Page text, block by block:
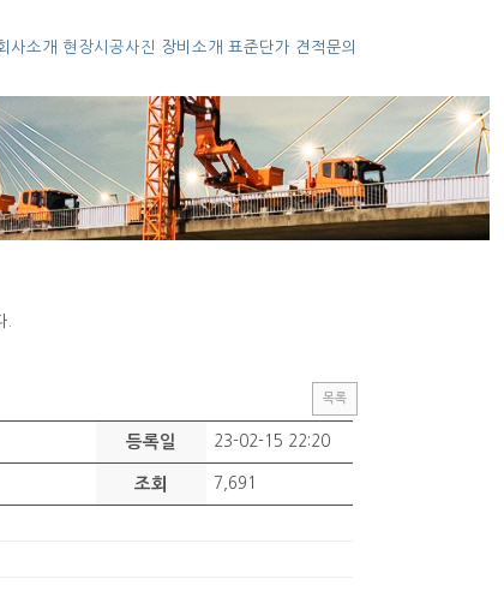
사소개 현장시공사진 장비소개 표준단가 견적문의
.
목록
등록일 23-02-15 22:20
조회 7,691